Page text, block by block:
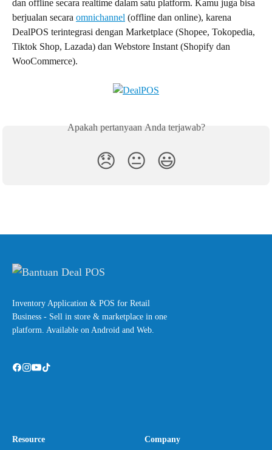
dan offline secara realtime dalam satu platform. Kamu juga bisa
berjualan secara omnichannel (offline dan online), karena
DealPOS terintegrasi dengan Marketplace (Shopee, Tokopedia,
Tiktok Shop, Lazada) dan Webstore Instant (Shopify dan
WooCommerce).
Apakah pertanyaan Anda terjawab?
😞 😐 😃
Inventory Application & POS for Retail
Business - Sell in store & marketplace in one
platform. Available on Android and Web.
Resource Company